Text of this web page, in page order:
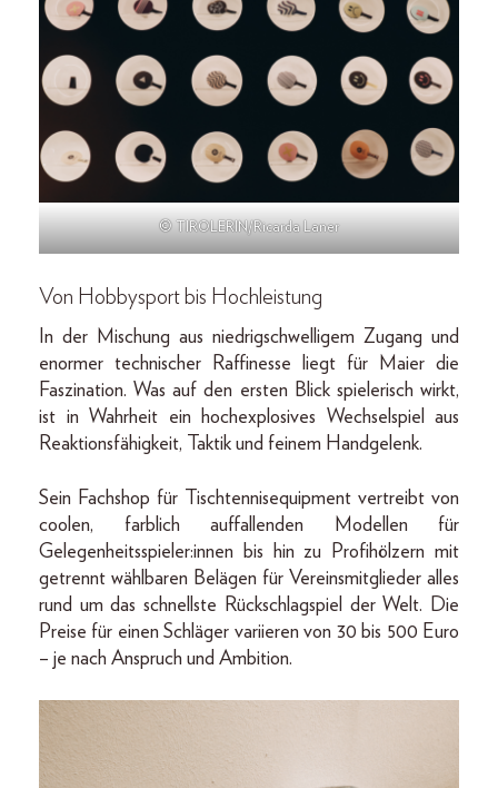
© TIROLERIN/Ricarda Laner
Von Hobbysport bis Hochleistung
In der Mischung aus niedrigschwelligem Zugang und
enormer technischer Raffinesse liegt für Maier die
Faszination. Was auf den ersten Blick spielerisch wirkt,
ist in Wahrheit ein hochexplosives Wechselspiel aus
Reaktionsfähigkeit, Taktik und feinem Handgelenk.
Sein Fachshop für Tischtennisequipment vertreibt von
coolen, farblich auffallenden Modellen für
Gelegenheitsspieler:innen bis hin zu Profihölzern mit
getrennt wählbaren Belägen für Vereinsmitglieder alles
rund um das schnellste Rückschlagspiel der Welt. Die
Preise für einen Schläger variieren von 30 bis 500 Euro
– je nach Anspruch und Ambition.